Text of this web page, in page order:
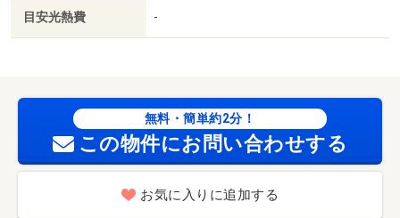
目安光熱費 -
無料・簡単約2分！
この物件にお問い合わせする
お気に入りに追加する